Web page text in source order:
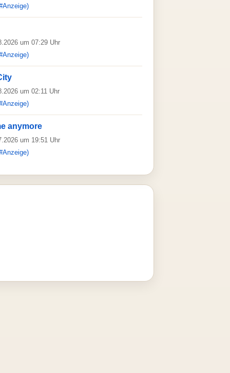
um 07:29 Uhr
um 02:11 Uhr
anymore
um 19:51 Uhr